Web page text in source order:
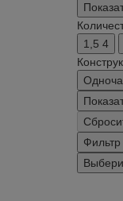
1,5 4
Фильтр